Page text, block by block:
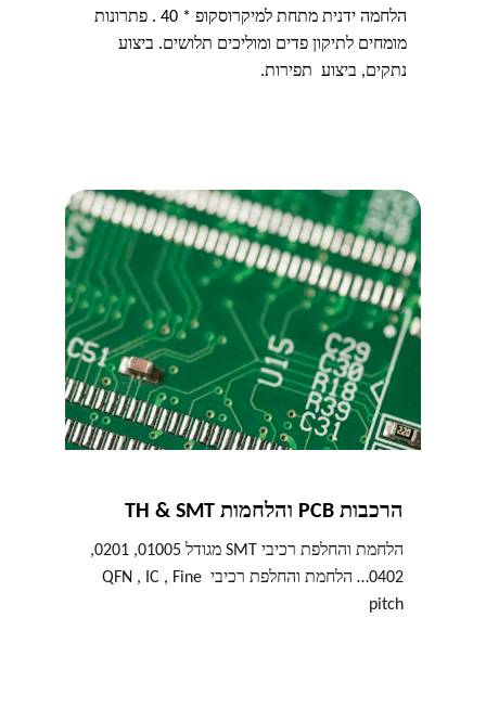
הלחמה ידנית מתחת למיקרוסקופ * 40 . פתרונות
מומחים לתיקון פדים ומוליכים תלושים. ביצוע
נתקים, ביצוע  תפירות.
הרכבות PCB והלחמות TH & SMT
הלחמת והחלפת רכיבי SMT מגודל 01005, 0201,
0402… הלחמת והחלפת רכיבי QFN , IC , Fine
pitch